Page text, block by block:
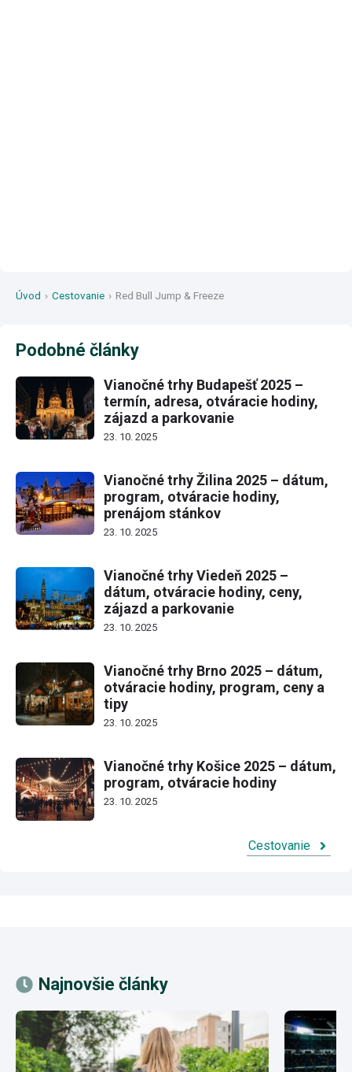
Úvod › Cestovanie › Red Bull Jump & Freeze
Podobné články
Vianočné trhy Budapešť 2025 –
termín, adresa, otváracie hodiny,
zájazd a parkovanie
23. 10. 2025
Vianočné trhy Žilina 2025 – dátum,
program, otváracie hodiny,
prenájom stánkov
23. 10. 2025
Vianočné trhy Viedeň 2025 –
dátum, otváracie hodiny, ceny,
zájazd a parkovanie
23. 10. 2025
Vianočné trhy Brno 2025 – dátum,
otváracie hodiny, program, ceny a
tipy
23. 10. 2025
Vianočné trhy Košice 2025 – dátum,
program, otváracie hodiny
23. 10. 2025
Cestovanie
Najnovšie články